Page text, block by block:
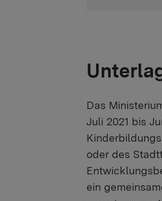
Das
Juli 2021 bis
oder des
ein